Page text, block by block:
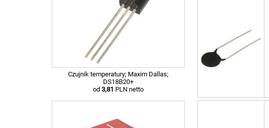
Czujnik temperatury; Maxim Dallas;
DS18B20+
od 3,81 PLN netto